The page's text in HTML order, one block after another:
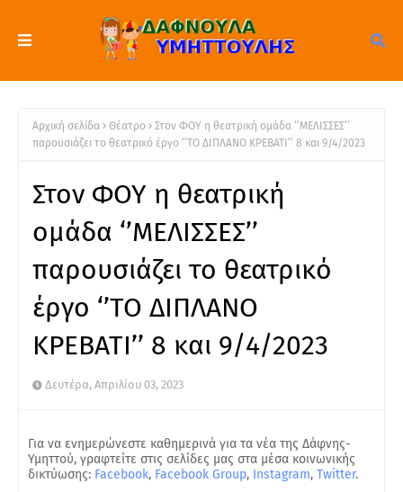
Αρχική σελίδα Θέατρο
Στον ΦΟΥ η θεατρική ομάδα ‘’ΜΕΛΙΣΣΕΣ’’
παρουσιάζει το θεατρικό έργο ‘’ΤΟ ΔΙΠΛΑΝΟ ΚΡΕΒΑΤΙ’’ 8 και 9/4/2023
Στον ΦΟΥ η θεατρική
ομάδα ‘’ΜΕΛΙΣΣΕΣ’’
παρουσιάζει το θεατρικό
έργο ‘’ΤΟ ΔΙΠΛΑΝΟ
ΚΡΕΒΑΤΙ’’ 8 και 9/4/2023
Δευτέρα, Απριλίου 03, 2023
Για να ενημερώνεστε καθημερινά για τα νέα της Δάφνης-
Υμηττού, γραφτείτε στις σελίδες μας στα μέσα κοινωνικής
δικτύωσης: Facebook, Facebook Group, Instagram, Twitter.